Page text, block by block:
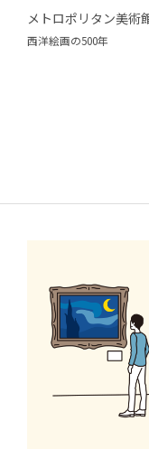
メトロポリタン美術
西洋絵画の500年